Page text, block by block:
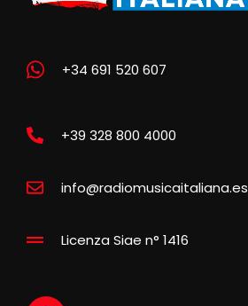
+34 691 520 607
+39 328 800 4000
info@radiomusicaitaliana.es
Licenza Siae n° 1416